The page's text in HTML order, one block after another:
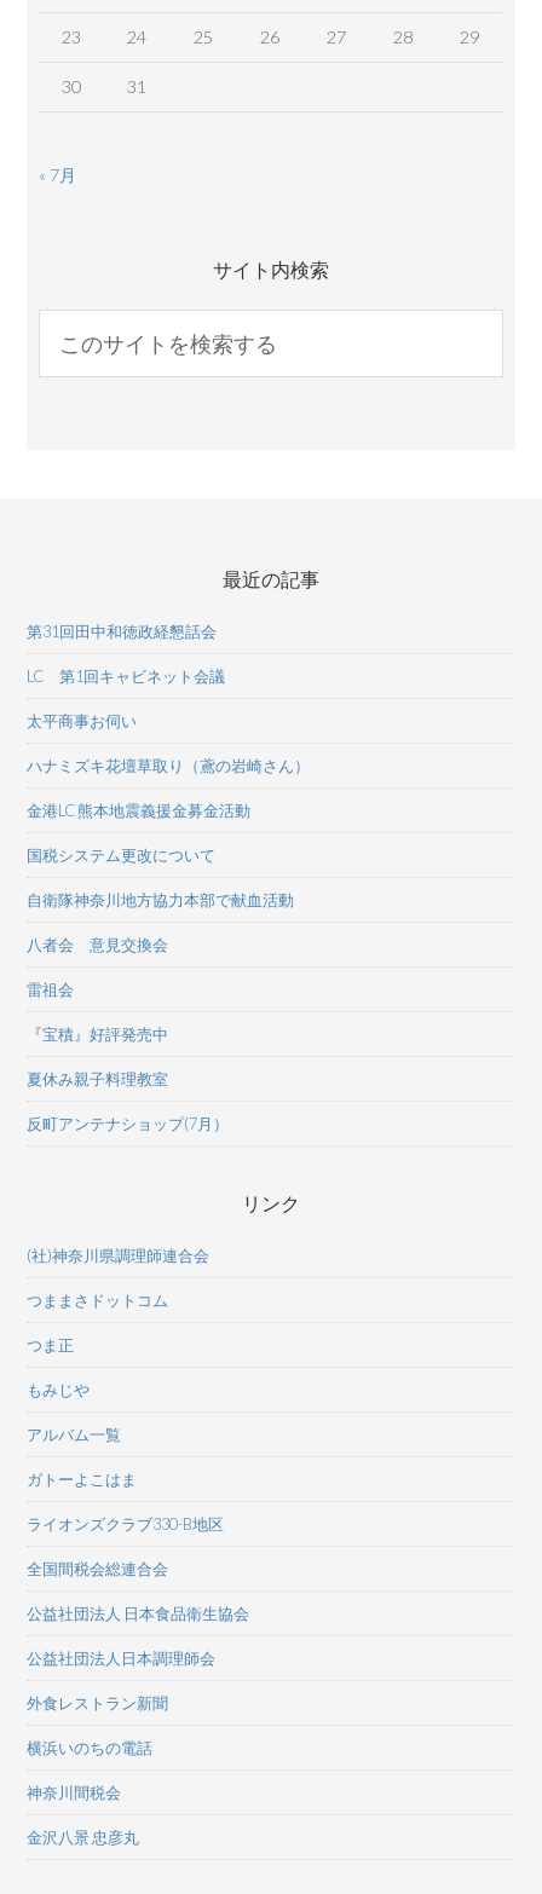
23 24 25 26 27 28 29
30 31
« 7月
サイト内検索
最近の記事
第31回田中和徳政経懇話会
LC 第1回キャビネット会議
太平商事お伺い
ハナミズキ花壇草取り（鳶の岩崎さん）
金港LC 熊本地震義援金募金活動
国税システム更改について
自衛隊神奈川地方協力本部で献血活動
八者会 意見交換会
雷祖会
『宝積』好評発売中
夏休み親子料理教室
反町アンテナショップ(7月）
リンク
(社)神奈川県調理師連合会
つままさドットコム
つま正
もみじや
アルバム一覧
ガトーよこはま
ライオンズクラブ330-B地区
全国間税会総連合会
公益社団法人 日本食品衛生協会
公益社団法人日本調理師会
外食レストラン新聞
横浜いのちの電話
神奈川間税会
金沢八景 忠彦丸